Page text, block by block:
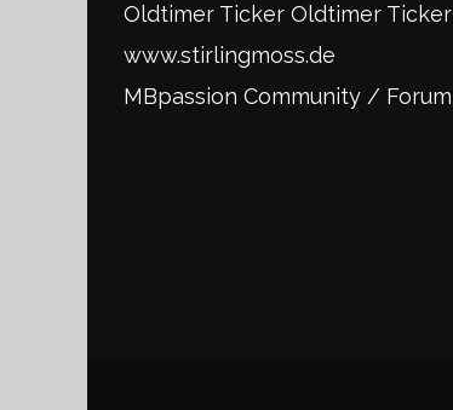
Oldtimer Ticker Oldtimer Ticker
www.stirlingmoss.de
MBpassion Community / Forum